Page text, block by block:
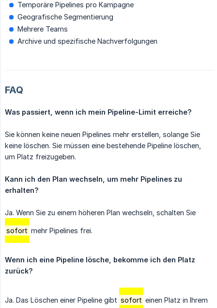
Temporäre Pipelines pro Kampagne
Geografische Segmentierung
Mehrere Teams
Archive und spezifische Nachverfolgungen
FAQ
Was passiert, wenn ich mein Pipeline-Limit erreiche?
Sie können keine neuen Pipelines mehr erstellen, solange Sie
keine löschen. Sie müssen eine bestehende Pipeline löschen,
um Platz freizugeben.
Kann ich den Plan wechseln, um mehr Pipelines zu
erhalten?
Ja. Wenn Sie zu einem höheren Plan wechseln, schalten Sie
sofort mehr Pipelines frei.
Wenn ich eine Pipeline lösche, bekomme ich den Platz
zurück?
Ja. Das Löschen einer Pipeline gibt sofort einen Platz in Ihrem